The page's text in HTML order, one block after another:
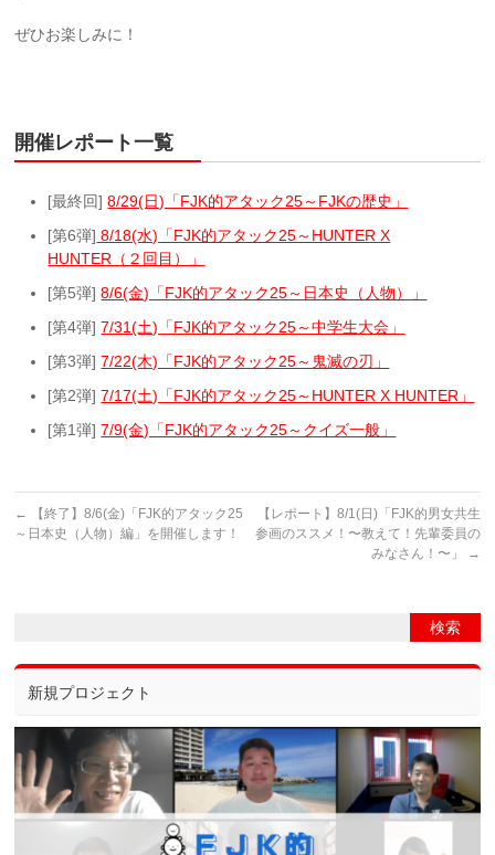
ぜひお楽しみに！
開催レポート一覧
[最終回]8/29(日)「FJK的アタック25～FJKの歴史」
[第6弾] 8/18(水)「FJK的アタック25～HUNTER X
HUNTER（２回目）」
[第5弾] 8/6(金)「FJK的アタック25～日本史（人物）」
[第4弾] 7/31(土)「FJK的アタック25～中学生大会」
[第3弾] 7/22(木)「FJK的アタック25～鬼滅の刃」
[第2弾] 7/17(土)「FJK的アタック25～HUNTER X HUNTER」
[第1弾] 7/9(金)「FJK的アタック25～クイズ一般」
←
【終了】8/6(金)「FJK的アタック25
～日本史（人物）編」を開催します！
【レポート】8/1(日)「FJK的男女共生
参画のススメ！〜教えて！先輩委員の
みなさん！〜」
→
新規プロジェクト